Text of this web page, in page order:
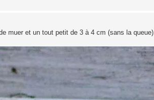
muer et un tout petit de 3 à 4 cm (sans la queue).